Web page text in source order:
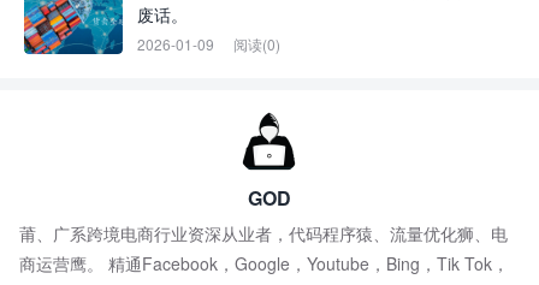
废话。
2026-01-09 阅读(0)
GOD
莆、广系跨境电商行业资深从业者，代码程序猿、流量优化狮、电
商运营鹰。 精通Facebook，Google，Youtube，Bing，Tik Tok，